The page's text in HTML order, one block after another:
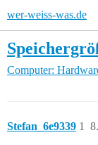
wer-weiss-was.de
Computer:
Stefan_6e9339 1